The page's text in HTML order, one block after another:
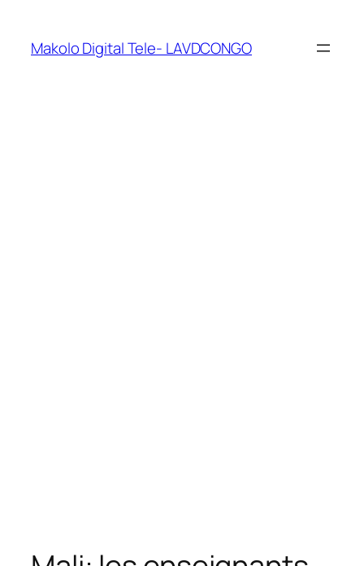
Makolo Digital Tele- LAVDCONGO